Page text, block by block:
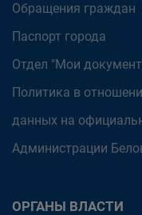
Обращения граждан
Паспорт города
Отдел "Мои
Политика в
данных на
Администрации
ОРГАНЫ ВЛАСТИ